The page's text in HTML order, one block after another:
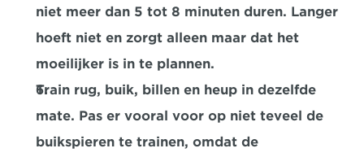
niet meer dan 5 tot 8 minuten duren. Langer
hoeft niet en zorgt alleen maar dat het
moeilijker is in te plannen.
Train rug, buik, billen en heup in dezelfde
mate. Pas er vooral voor op niet teveel de
buikspieren te trainen, omdat de